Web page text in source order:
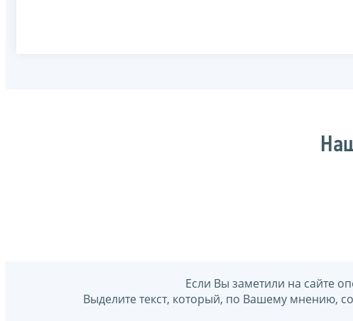
Если Вы заметили на сайте
Выделите текст, который, по Вашему мнению,